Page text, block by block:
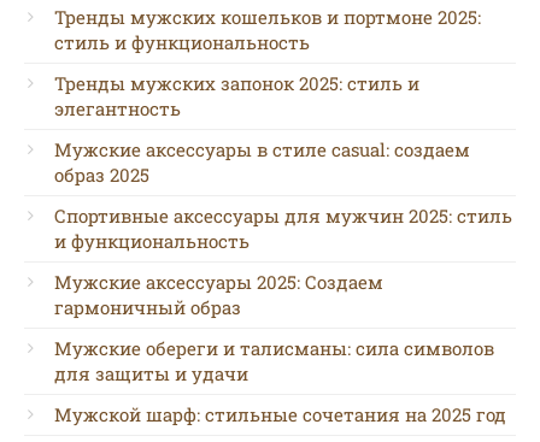
Тренды мужских кошельков и портмоне 2025:
стиль и функциональность
Тренды мужских запонок 2025: стиль и
элегантность
Мужские аксессуары в стиле casual: создаем
образ 2025
Спортивные аксессуары для мужчин 2025: стиль
и функциональность
Мужские аксессуары 2025: Создаем
гармоничный образ
Мужские обереги и талисманы: сила символов
для защиты и удачи
Мужской шарф: стильные сочетания на 2025 год